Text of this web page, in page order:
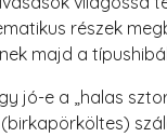
részek
majd a
jó-e a „halas